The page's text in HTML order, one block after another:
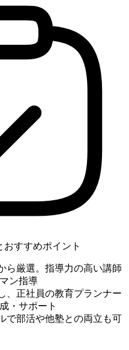
すすめポイント
ら厳選。 指導力の高い講師
ン指導
、 正社員の教育プランナー
・サポート
で部活や他塾との両立も可